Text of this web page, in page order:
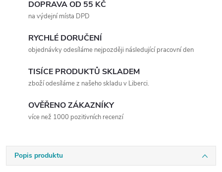
DOPRAVA OD 55 KČ
na výdejní místa DPD
RYCHLÉ DORUČENÍ
objednávky odesíláme nejpozději následující pracovní den
TISÍCE PRODUKTŮ SKLADEM
zboží odesíláme z našeho skladu v Liberci.
OVĚŘENO ZÁKAZNÍKY
více než 1000 pozitivních recenzí
Popis produktu